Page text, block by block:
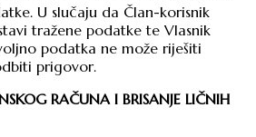
U slučaju da Član-korisnik
tražene podatke te Vlasnik
podatka ne može riješiti
prigovor.
RAČUNA I BRISANJE LIČNIH